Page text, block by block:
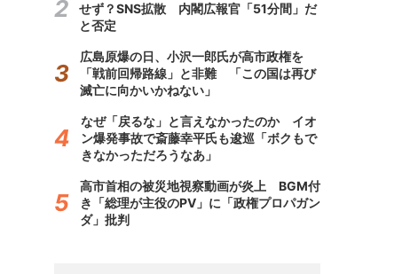
せず？SNS拡散 内閣広報官「51分間」だ
と否定
広島原爆の日、小沢一郎氏が高市政権を
「戦前回帰路線」と非難 「この国は再び
滅亡に向かいかねない」
なぜ「戻るな」と言えなかったのか イオ
ン爆発事故で斎藤幸平氏も逡巡「ボクもで
きなかっただろうなあ」
高市首相の被災地視察動画が炎上 BGM付
き「総理が主役のPV」に「政権プロパガン
ダ」批判